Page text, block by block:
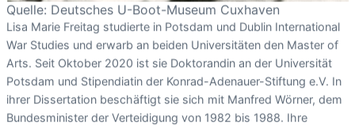
Quelle: Deutsches U-Boot-Museum Cuxhaven
Lisa Marie Freitag studierte in Potsdam und Dublin International
War Studies und erwarb an beiden Universitäten den Master of
Arts. Seit Oktober 2020 ist sie Doktorandin an der Universität
Potsdam und Stipendiatin der Konrad-Adenauer-Stiftung e.V. In
ihrer Dissertation beschäftigt sie sich mit Manfred Wörner, dem
Bundesminister der Verteidigung von 1982 bis 1988. Ihre